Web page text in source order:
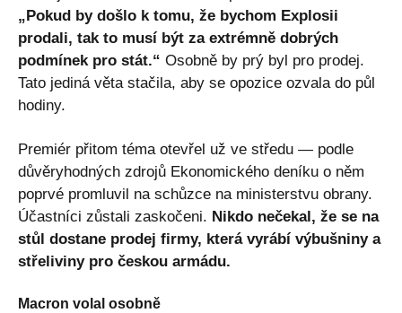
„Pokud by došlo k tomu, že bychom Explosii
prodali, tak to musí být za extrémně dobrých
podmínek pro stát.“ Osobně by prý byl pro prodej.
Tato jediná věta stačila, aby se opozice ozvala do půl
hodiny.
Premiér přitom téma otevřel už ve středu — podle
důvěryhodných zdrojů Ekonomického deníku o něm
poprvé promluvil na schůzce na ministerstvu obrany.
Účastníci zůstali zaskočeni. Nikdo nečekal, že se na
stůl dostane prodej firmy, která vyrábí výbušniny a
střeliviny pro českou armádu.
Macron volal osobně